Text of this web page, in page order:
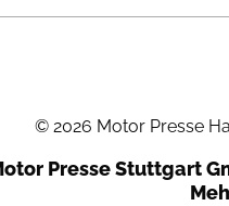
© 2026 Motor Presse
Presse Stuttgart